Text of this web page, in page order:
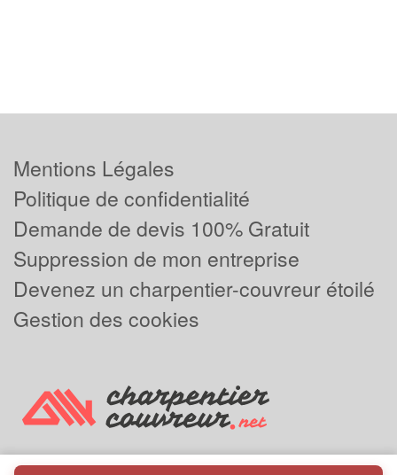
Mentions Légales
Politique de confidentialité
Demande de devis 100% Gratuit
Suppression de mon entreprise
Devenez un charpentier-couvreur étoilé
Gestion des cookies